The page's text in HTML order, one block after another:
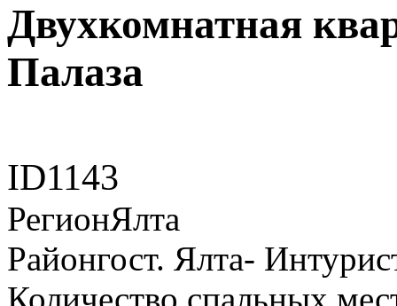
Двухкомнатная
Палаза
ID1143
РегионЯлта
Районгост. Ялта-
Количество спальных